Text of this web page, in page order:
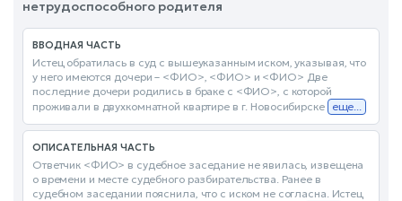
нетрудоспособного родителя
ВВОДНАЯ ЧАСТЬ
Истец обратилась в суд с вышеуказанным иском, указывая, что
у него имеются дочери – <ФИО>, <ФИО> и <ФИО> Две
последние дочери родились в браке с <ФИО>, с которой
проживали в двухкомнатной квартире в г. Новосибирске еще...
ОПИСАТЕЛЬНАЯ ЧАСТЬ
Ответчик <ФИО> в судебное заседание не явилась, извещена
о времени и месте судебного разбирательства. Ранее в
судебном заседании пояснила, что с иском не согласна. Истец